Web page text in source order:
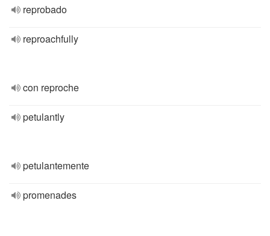
reprobado
reproachfully
con reproche
petulantly
petulantemente
promenades